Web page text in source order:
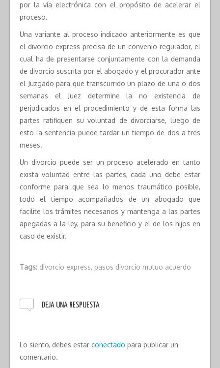
por la vía electrónica con el propósito de acelerar el
proceso.
Una variante al proceso indicado anteriormente es que
el divorcio express precisa de un convenio regulador, el
cual ha de presentarse conjuntamente con la demanda
de divorcio suscrita por el abogado y el procurador ante
el Juzgado para que transcurrido un plazo de una o dos
semanas el Juez determine la no existencia de
perjudicados en el procedimiento y de esta forma las
partes ratifiquen su voluntad de divorciarse, luego de
esto la sentencia puede tardar un tiempo de dos a tres
meses.
Un divorcio puede ser un proceso acelerado en tanto
exista voluntad entre las partes, cada uno debe estar
conforme para que sea lo menos traumático posible,
todo el tiempo acompañados de un abogado que
facilite los trámites necesarios y mantenga a las partes
apegadas a la ley, para su beneficio y el de los hijos en
caso de existir.
Tags: divorcio express, pasos divorcio mutuo acuerdo
DEJA UNA RESPUESTA
Lo siento, debes estar conectado para publicar un
comentario.